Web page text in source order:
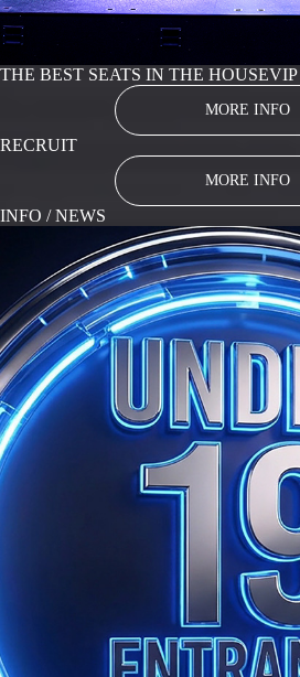
THE BEST SEATS IN THE HOUSE
MORE INFO
RECRUIT
MORE INFO
INFO / NEWS